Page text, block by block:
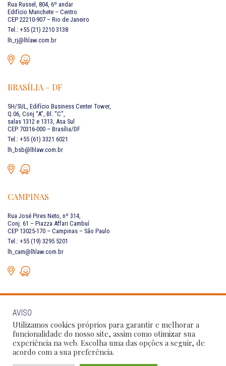
Rua Russel, 804, 6º andar
Edifício Manchete – Centro
CEP 22210-907 – Rio de Janeiro
Tel.: +55 (21) 2210 3138
lh_rj@lhlaw.com.br
BRASÍLIA – DF
SH/SUL, Edifício Business Center Tower,
Q.06, Conj “A”, Bl. “C”,
salas 1312 e 1313, Asa Sul
CEP 70316-000 – Brasília/DF
Tel.: +55 (61) 3321 6021
lh_bsb@lhlaw.com.br
CAMPINAS
Rua José Pires Neto, nº 314,
Conj. 61 – Piazza Affari Cambuí
CEP 13025-170 – Campinas – São Paulo
Tel.: +55 (19) 3295 5201
lh_cam@lhlaw.com.br
FALE CONOSCO
Siga as nossas redes sociais:
AVISO
Utilizamos cookies próprios para garantir e melhorar a
funcionalidade do nosso site, assim como otimizar sua
experiência na web. Escolha uma das opções a seguir, de
acordo com a sua preferência.